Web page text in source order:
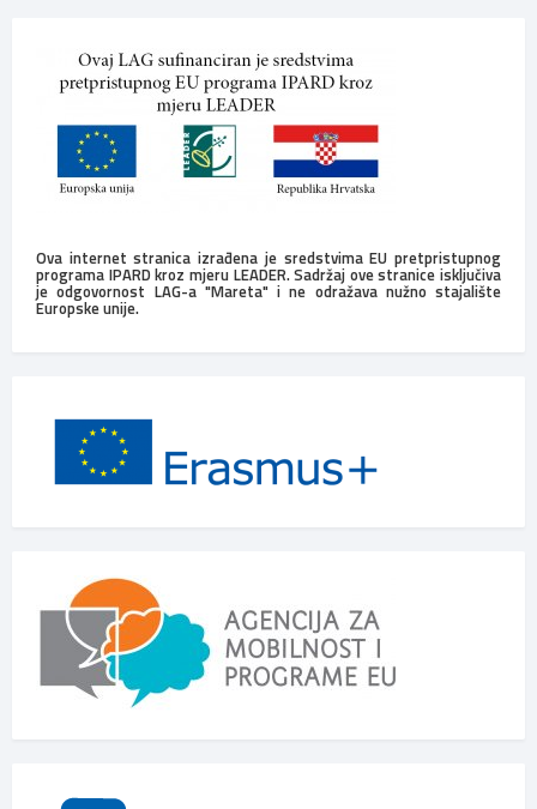
Ova internet stranica izrađena je sredstvima EU pretpristupnog
programa IPARD kroz mjeru LEADER. Sadržaj ove stranice isključiva
je odgovornost LAG-a "Mareta" i ne odražava nužno stajalište
Europske unije.